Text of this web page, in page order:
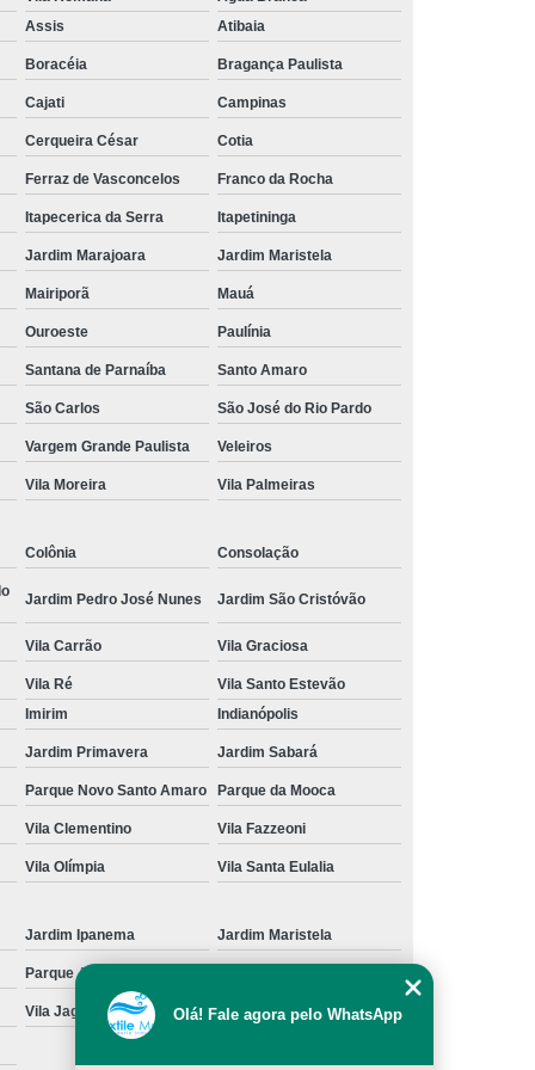
Toalha de Banho Fio Penteado
de Toalha de Banho Algodão
Locação de Toalha de Banho Grande
Aluguel de Toalha de Pedicure
Locação de Toalha de Manicure
Locação de Toalha Manicure Pedicure
de Toalha para Manicure e Pedicure
de Toalha para Pedicure e Manicure
Grande São Paulo
Locação de Toalha Banho e Rosto
de Toalha de Rosto Branca
de Toalha de Rosto Grande São Paulo
Locação de Toalha de Rosto Pequena
Locação de Toalha para Rosto
Aluguel de Toalha Industrial Nova
Aluguel de Toalha para Banheiro
de Toalha Industrial Grande São Paulo
Locação de Toalha Industrial São Paulo
Manta Absorção de óleo
óleo
Manta Absorvente Grande São Paulo
Assis Atibaia
Boracéia Bragança Paulista
Cajati Campinas
Cerqueira César Cotia
Ferraz de Vasconcelos Franco da Rocha
Itapecerica da Serra Itapetininga
Jardim Marajoara Jardim Maristela
Mairiporã Mauá
Ouroeste Paulínia
Santana de Parnaíba Santo Amaro
São Carlos São José do Rio Pardo
Vargem Grande Paulista Veleiros
Vila Moreira Vila Palmeiras
Colônia Consolação
Jardim Pedro José Nunes Jardim São Cristóvão
Vila Carrão Vila Graciosa
Vila Ré
Vila Santo Estevão
Imirim Indianópolis
Jardim Primavera Jardim Sabará
Parque Novo Santo Amaro Parque da Mooca
Vila Clementino Vila Fazzeoni
Vila Olímpia Vila Santa Eulalia
Jardim Ipanema Jardim Maristela
Parque Anhangüera
Vila Jaguara Vila Jaraguá
Olá! Fale agora pelo WhatsApp